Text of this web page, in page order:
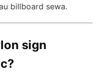
billboard sewa.
sign